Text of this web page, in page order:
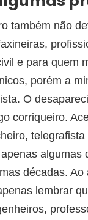
também não
e para quem
porém a
O
corriqueiro.
algumas
décadas. Ao
lembrar